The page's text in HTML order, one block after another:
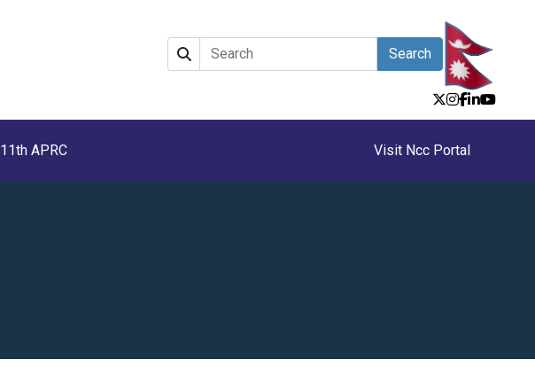
Search
11th APRC Visit Ncc Portal